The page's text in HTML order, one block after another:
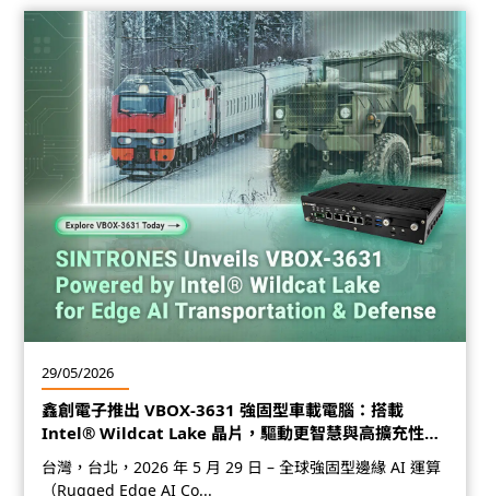
29/05/2026
鑫創電子推出 VBOX-3631 強固型車載電腦：搭載
Intel® Wildcat Lake 晶片，驅動更智慧與高擴充性的
車載 AI 自動化
台灣，台北，2026 年 5 月 29 日 – 全球強固型邊緣 AI 運算
（Rugged Edge AI Co...